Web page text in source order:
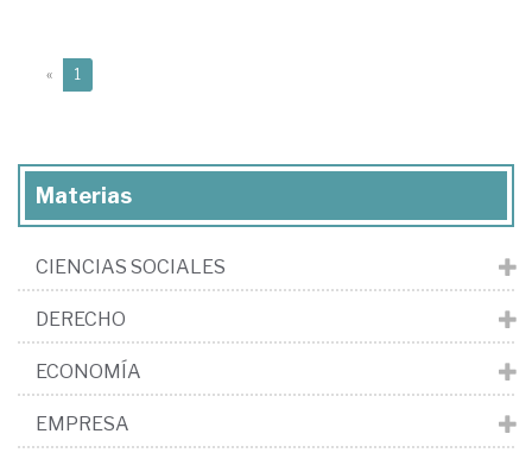
« 1
Materias
CIENCIAS SOCIALES
DERECHO
ECONOMÍA
EMPRESA